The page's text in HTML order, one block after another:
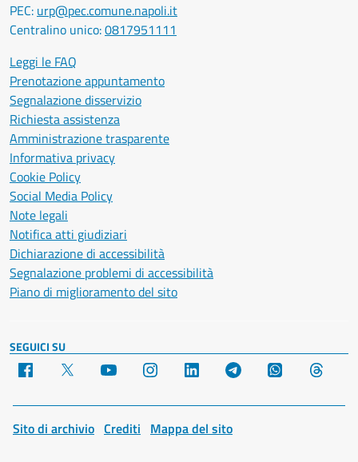
PEC: urp@pec.comune.napoli.it
Centralino unico:0817951111
Leggi le FAQ
Prenotazione appuntamento
Segnalazione disservizio
Richiesta assistenza
Amministrazione trasparente
Informativa privacy
Cookie Policy
Social Media Policy
Note legali
Notifica atti giudiziari
Dichiarazione di accessibilità
Segnalazione problemi di accessibilità
Piano di miglioramento del sito
SEGUICI SU
Facebook YouTube Instagram LinkedIn Telegram WhatsApp
Sito di archivio Crediti Mappa del sito